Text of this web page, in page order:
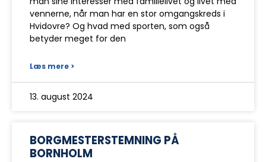
vennerne, når man har en stor omgangskreds i
Hvidovre? Og hvad med sporten, som også
betyder meget for den
Læs mere >
13. august 2024
BORGMESTERSTEMNING PÅ
BORNHOLM